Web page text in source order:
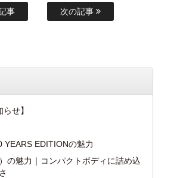
事 次の記事
せ】
YEARS EDITIONの魅力
の魅力｜コンパクトボディに詰め込